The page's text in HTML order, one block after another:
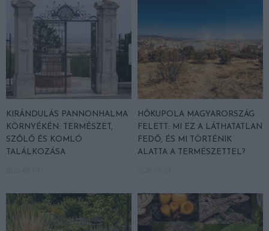
KIRÁNDULÁS PANNONHALMA
KÖRNYÉKÉN: TERMÉSZET,
SZŐLŐ ÉS KOMLÓ
TALÁLKOZÁSA
HŐKUPOLA MAGYARORSZÁG
FELETT: MI EZ A LÁTHATATLAN
FEDŐ, ÉS MI TÖRTÉNIK
ALATTA A TERMÉSZETTEL?